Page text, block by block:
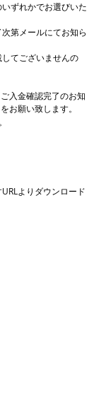
ずれかでお選びいた
第メールにてお知ら
てございませんの
入金確認完了のお知
お願い致します。
よりダウンロード